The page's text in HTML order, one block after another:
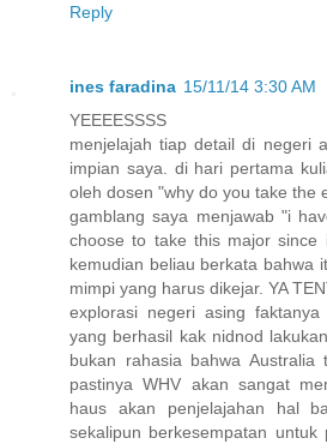
Reply
ines faradina 15/11/14 3:30 AM
YEEEESSSS
menjelajah tiap detail di negeri
impian saya. di hari pertama
oleh dosen "why do you take the
gamblang saya menjawab "i
choose to take this major
kemudian beliau berkata bahwa
mimpi yang harus dikejar. YA
explorasi negeri asing
yang berhasil kak nidnod
bukan rahasia bahwa Australia
pastinya WHV akan sangat
haus akan penjelajahan hal
sekalipun berkesempatan